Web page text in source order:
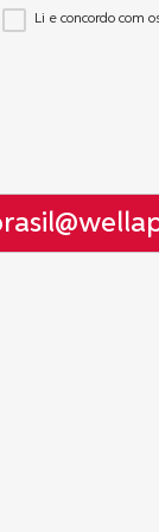
Li e concordo com